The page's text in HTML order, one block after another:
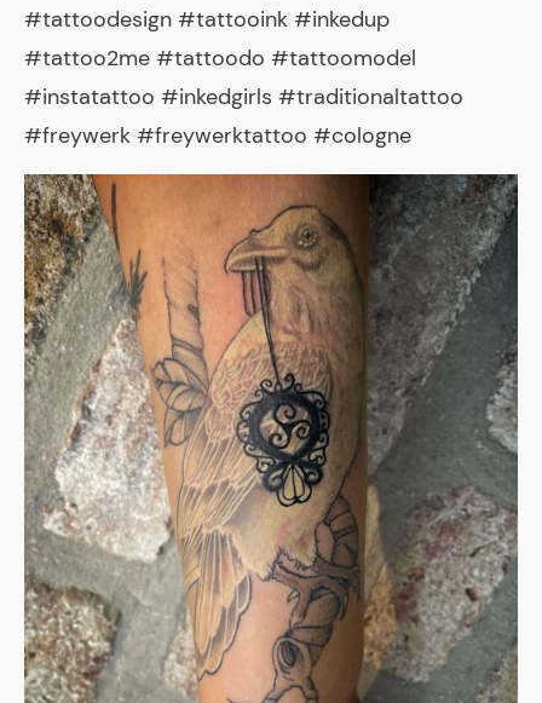
#tattoodesign #tattooink #inkedup
#tattoo2me #tattoodo #tattoomodel
#instatattoo #inkedgirls #traditionaltattoo
#freywerk #freywerktattoo #cologne